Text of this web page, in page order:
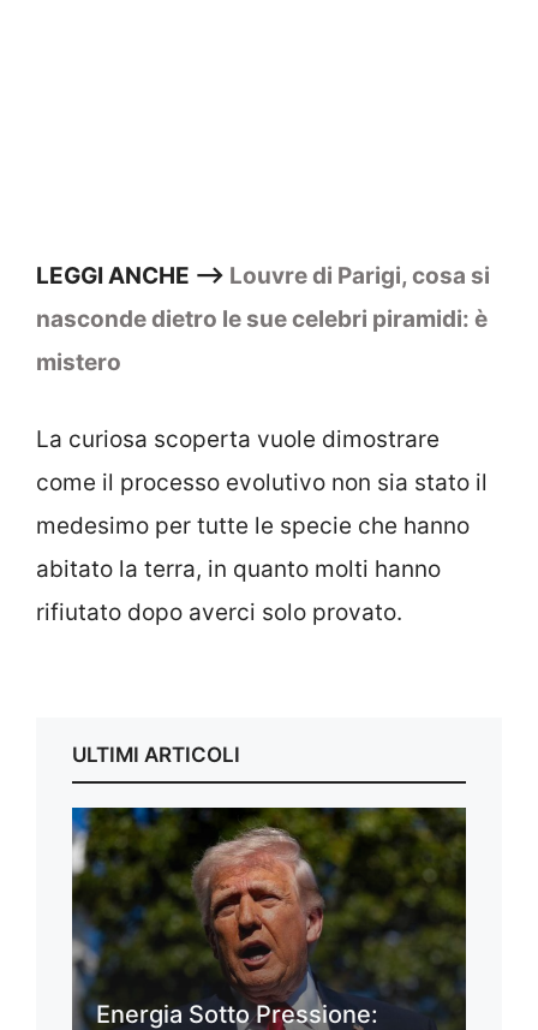
LEGGI ANCHE –> Louvre di Parigi, cosa si
nasconde dietro le sue celebri piramidi: è
mistero
La curiosa scoperta vuole dimostrare
come il processo evolutivo non sia stato il
medesimo per tutte le specie che hanno
abitato la terra, in quanto molti hanno
rifiutato dopo averci solo provato.
ULTIMI ARTICOLI
Energia Sotto Pressione: